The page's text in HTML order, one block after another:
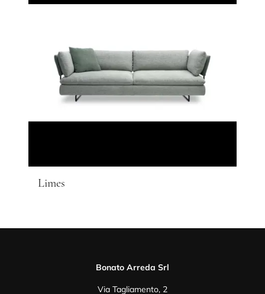
Limes
Bonato Arreda Srl
Via Tagliamento, 2